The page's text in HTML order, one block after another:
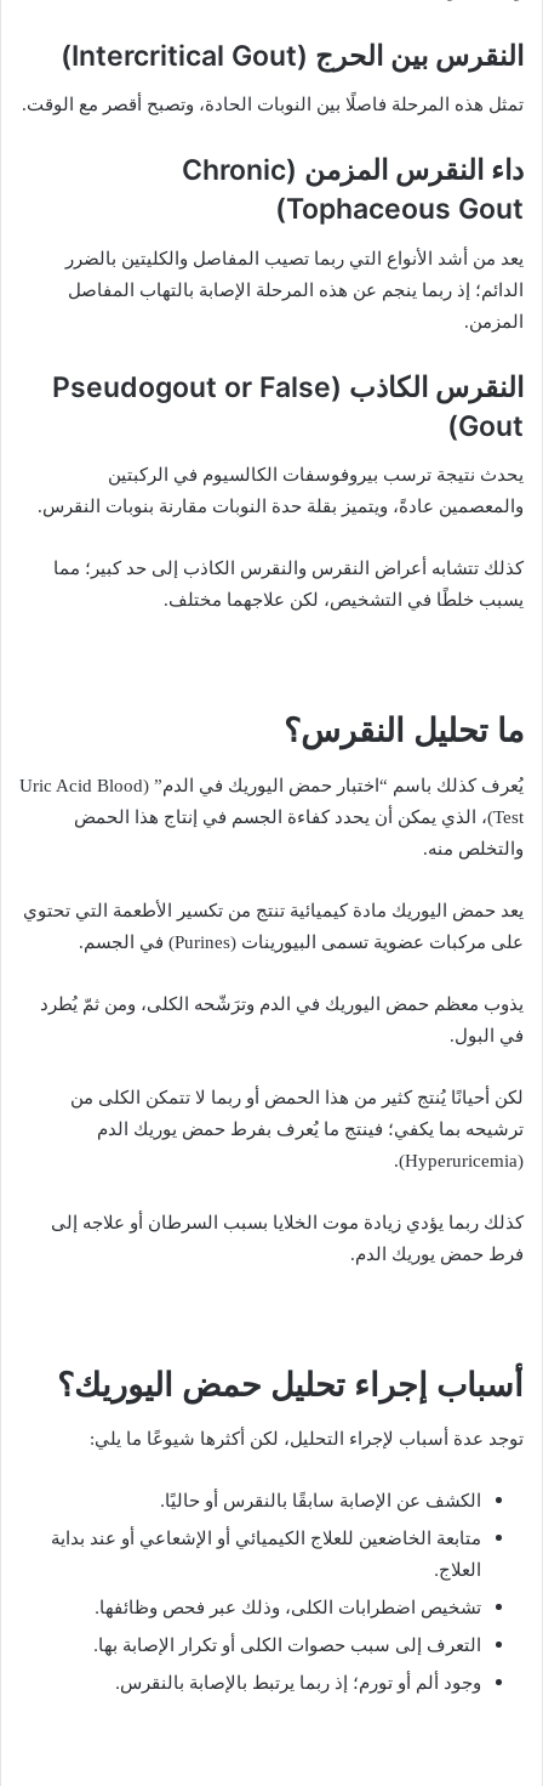
النقرس بين الحرج (Intercritical Gout)
تمثل هذه المرحلة فاصلًا بين النوبات الحادة، وتصبح أقصر مع الوقت.
داء النقرس المزمن (Chronic
Tophaceous Gout)
يعد من أشد الأنواع التي ربما تصيب المفاصل والكليتين بالضرر
الدائم؛ إذ ربما ينجم عن هذه المرحلة الإصابة بالتهاب المفاصل
المزمن.
النقرس الكاذب (Pseudogout or False
Gout)
يحدث نتيجة ترسب بيروفوسفات الكالسيوم في الركبتين
والمعصمين عادةً، ويتميز بقلة حدة النوبات مقارنة بنوبات النقرس.
كذلك تتشابه أعراض النقرس والنقرس الكاذب إلى حد كبير؛ مما
يسبب خلطًا في التشخيص، لكن علاجهما مختلف.
ما تحليل النقرس؟
يُعرف كذلك باسم “اختبار حمض اليوريك في الدم” (Uric Acid Blood
Test)، الذي يمكن أن يحدد كفاءة الجسم في إنتاج هذا الحمض
والتخلص منه.
يعد حمض اليوريك مادة كيميائية تنتج من تكسير الأطعمة التي تحتوي
على مركبات عضوية تسمى البيورينات (Purines) في الجسم.
يذوب معظم حمض اليوريك في الدم وترَشّحه الكلى، ومن ثمّ يُطرد
في البول.
لكن أحيانًا يُنتج كثير من هذا الحمض أو ربما لا تتمكن الكلى من
ترشيحه بما يكفي؛ فينتج ما يُعرف بفرط حمض يوريك الدم
(Hyperuricemia).
كذلك ربما يؤدي زيادة موت الخلايا بسبب السرطان أو علاجه إلى
فرط حمض يوريك الدم.
أسباب إجراء تحليل حمض اليوريك؟
توجد عدة أسباب لإجراء التحليل، لكن أكثرها شيوعًا ما يلي:
الكشف عن الإصابة سابقًا بالنقرس أو حاليًا.
متابعة الخاضعين للعلاج الكيميائي أو الإشعاعي أو عند بداية
العلاج.
تشخيص اضطرابات الكلى، وذلك عبر فحص وظائفها.
التعرف إلى سبب حصوات الكلى أو تكرار الإصابة بها.
وجود ألم أو تورم؛ إذ ربما يرتبط بالإصابة بالنقرس.